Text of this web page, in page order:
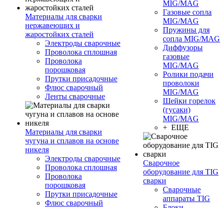
Материалы для сварки
нержавеющих и
жаростойких сталей
Электроды сварочные
Проволока сплошная
Проволока
порошковая
Прутки присадочные
Флюс сварочный
Ленты сварочные
Материалы для сварки
чугуна и сплавов на основе
никеля
Электроды сварочные
Проволока сплошная
Проволока
порошковая
Прутки присадочные
Флюс сварочный
MIG/MAG
Газовые сопла
MIG/MAG
Пружины для
сопла MIG/MAG
Диффузоры
газовые
MIG/MAG
Ролики подачи
проволоки
MIG/MAG
Шейки горелок
(гусаки)
MIG/MAG
+ ЕЩЕ
Сварочное
оборудование для TIG
сварки
Сварочные
аппараты TIG